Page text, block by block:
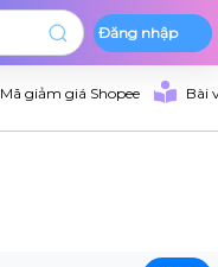
Đăng nhập
Mã giảm giá Shopee Bài
Deal Tiki Danh mục